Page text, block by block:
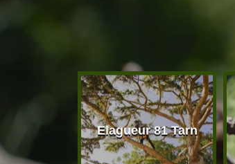
Elagueur 81 Tarn